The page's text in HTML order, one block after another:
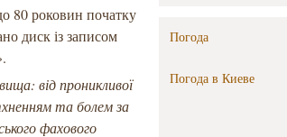
80 роковин початку
диск із записом
від проникливої
та болем за
фахового
Погода
Погода в Киеве